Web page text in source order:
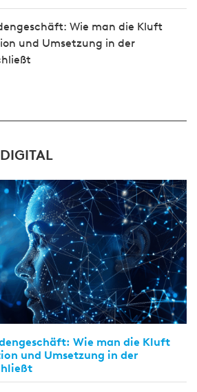
Wie man die Kluft
und Umsetzung in der
Wie man die Kluft
und Umsetzung in der